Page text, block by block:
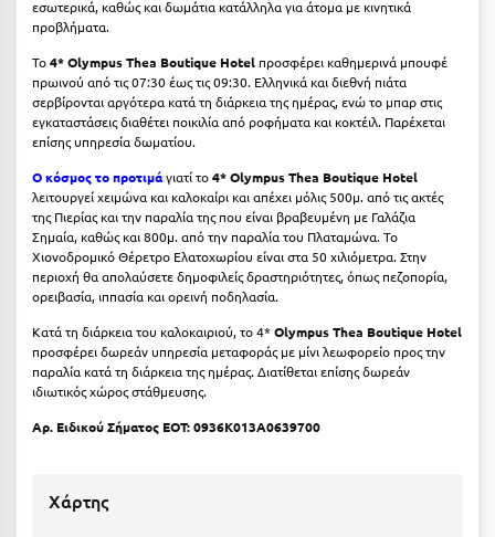
Ξ
Ξυλόκαστρο
Ο
Ορεινή Αρκαδία
Ορεινή Ναυπακτία
Π
Πάλαιρος
Παξοί
Παράλιο Άστρος
εσωτερικά, καθώς και δωμάτια κατάλληλα για άτομα με κινητικά
προβλήματα.
Το4* Olympus Thea Boutique Hotel προσφέρει καθημερινά μπουφέ
πρωινού από τις 07:30 έως τις 09:30. Ελληνικά και διεθνή πιάτα
σερβίρονται αργότερα κατά τη διάρκεια της ημέρας, ενώ το μπαρ στις
εγκαταστάσεις διαθέτει ποικιλία από ροφήματα και κοκτέιλ. Παρέχεται
επίσης υπηρεσία δωματίου.
Ο κόσμος το προτιμάγιατί το4* Olympus Thea Boutique Hotel
λειτουργεί χειμώνα και καλοκαίρι και απέχει μόλις 500μ. από τις ακτές
της Πιερίας και την παραλία της που είναι βραβευμένη με Γαλάζια
Σημαία, καθώς και 800μ. από την παραλία του Πλαταμώνα. Το
Χιονοδρομικό Θέρετρο Ελατοχωρίου είναι στα 50 χιλιόμετρα. Στην
περιοχή θα απολαύσετε δημοφιλείς δραστηριότητες, όπως πεζοπορία,
ορειβασία, ιππασία και ορεινή ποδηλασία.
Κατά τη διάρκεια του καλοκαιριού, το 4*Olympus Thea Boutique Hotel
προσφέρει δωρεάν υπηρεσία μεταφοράς με μίνι λεωφορείο προς την
παραλία κατά τη διάρκεια της ημέρας. Διατίθεται επίσης δωρεάν
ιδιωτικός χώρος στάθμευσης.
Αρ. Ειδικού Σήματος ΕΟΤ: 0936K013A0639700
Χάρτης